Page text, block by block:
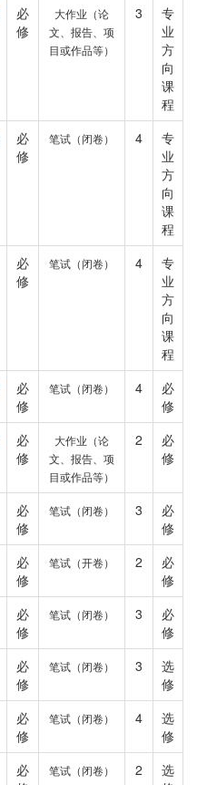
必
修
大作业（论
文、报告、项
目或作品等）
3
专
业
方
向
课
程
必
修
笔试（闭卷） 4
专
业
方
向
课
程
必
修
笔试（闭卷） 4
专
业
方
向
课
程
必
修
笔试（闭卷） 4
必
修
必
修
大作业（论
文、报告、项
目或作品等）
2
必
修
必
修
笔试（闭卷） 3
必
修
必
修
笔试（开卷） 2
必
修
必
修
笔试（闭卷） 3
必
修
必
修
笔试（闭卷） 3
选
修
必
修
笔试（闭卷） 4
选
修
必
笔试（闭卷） 2
选